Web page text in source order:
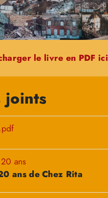
le livre en PDF ici
joints
ans
ans de Chez Rita